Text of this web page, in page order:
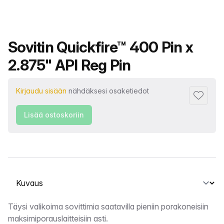
Tuotteen nimi
Sovitin Quickfire™ 400 Pin x
2.875" API Reg Pin
Kirjaudu sisään nähdäksesi osaketiedot
Lisää
Lisää ostoskoriin
Valitse välilehti
Kuvaus
Täysi valikoima sovittimia saatavilla pieniin porakoneisiin
maksimiporauslaitteisiin asti.